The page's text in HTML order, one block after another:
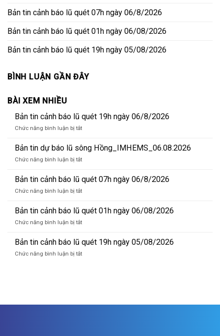
Bản tin cảnh báo lũ quét 07h ngày 06/8/2026
Bản tin cảnh báo lũ quét 01h ngày 06/08/2026
Bản tin cảnh báo lũ quét 19h ngày 05/08/2026
BÌNH LUẬN GẦN ĐÂY
BÀI XEM NHIỀU
Bản tin cảnh báo lũ quét 19h ngày 06/8/2026
Chức năng bình luận bị tắtở
tin
báo
quét
19h
06/8/2026
Bản tin dự báo lũ sông Hồng_IMHEMS_06.08.2026
Chức năng bình luận bị tắtở
tin
báo
sông
Hồng_IMHEMS_06.08.2026
Bản tin cảnh báo lũ quét 07h ngày 06/8/2026
Chức năng bình luận bị tắtở
tin
báo
quét
07h
Bản tin cảnh báo lũ quét 01h ngày 06/08/2026
Chức năng bình luận bị tắtở
tin
báo
Bản tin cảnh báo lũ quét 19h ngày 05/08/2026
Chức năng bình luận bị tắtở
quét